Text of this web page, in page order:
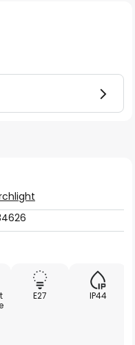
E27 IP44